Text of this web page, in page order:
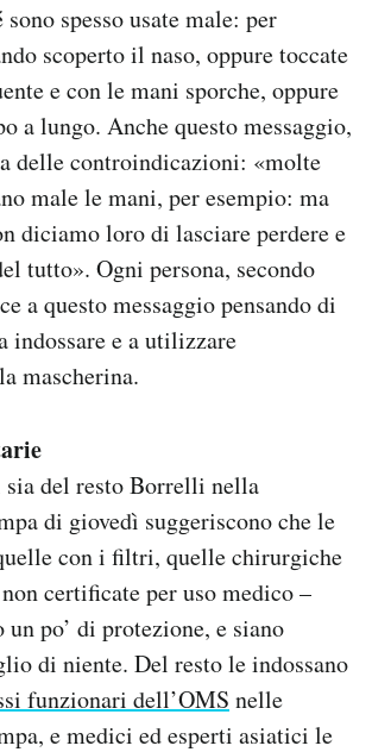
sono spesso usate male: per
scoperto il naso, oppure toccate
e con le mani sporche, oppure
a lungo. Anche questo messaggio,
delle controindicazioni: «molte
male le mani, per esempio: ma
diciamo loro di lasciare perdere e
tutto». Ogni persona, secondo
a questo messaggio pensando di
indossare e a utilizzare
mascherina.
sia del resto Borrelli nella
di giovedì suggeriscono che le
con i filtri, quelle chirurgiche
certificate per uso medico –
po’ di protezione, e siano
di niente. Del resto le indossano
funzionari dell’OMS nelle
e medici ed esperti asiatici le